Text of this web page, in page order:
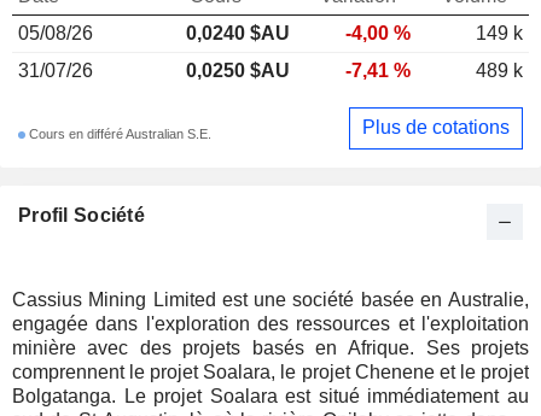
Profil Société
Cassius Mining Limited est une société basée en Australie,
engagée dans l'exploration des ressources et l'exploitation
minière avec des projets basés en Afrique. Ses projets
comprennent le projet Soalara, le projet Chenene et le projet
Bolgatanga. Le projet Soalara est situé immédiatement au
05/08/26
0,0240 $AU -4,00 %
149 k
31/07/26
0,0250 $AU -7,41 % 489 k
Cours en différé Australian S.E. Plus de cotations